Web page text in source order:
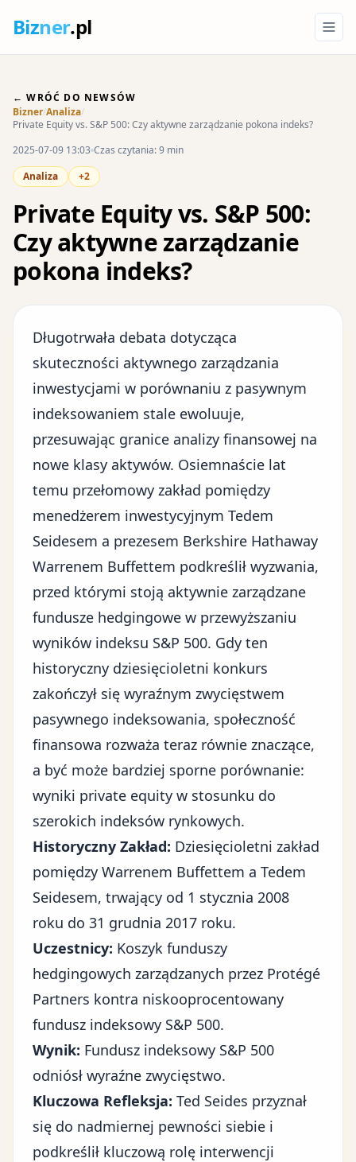
Bizner.pl
← WRÓĆ DO NEWSÓW
Bizner/Analiza/
Private Equity vs. S&P 500: Czy aktywne zarządzanie pokona indeks?
2025-07-09 13:03 Czas czytania: 9 min
Analiza
+2
Private Equity vs. S&P 500:
Czy aktywne zarządzanie
pokona indeks?
Długotrwała debata dotycząca
skuteczności aktywnego zarządzania
inwestycjami w porównaniu z pasywnym
indeksowaniem stale ewoluuje,
przesuwając granice analizy finansowej na
nowe klasy aktywów. Osiemnaście lat
temu przełomowy zakład pomiędzy
menedżerem inwestycyjnym Tedem
Seidesem a prezesem Berkshire Hathaway
Warrenem Buffettem podkreślił wyzwania,
przed którymi stoją aktywnie zarządzane
fundusze hedgingowe w przewyższaniu
wyników indeksu S&P 500. Gdy ten
historyczny dziesięcioletni konkurs
zakończył się wyraźnym zwycięstwem
pasywnego indeksowania, społeczność
finansowa rozważa teraz równie znaczące,
a być może bardziej sporne porównanie:
wyniki private equity w stosunku do
szerokich indeksów rynkowych.
Historyczny Zakład: Dziesięcioletni zakład
pomiędzy Warrenem Buffettem a Tedem
Seidesem, trwający od 1 stycznia 2008
roku do 31 grudnia 2017 roku.
Uczestnicy: Koszyk funduszy
hedgingowych zarządzanych przez Protégé
Partners kontra niskooprocentowany
fundusz indeksowy S&P 500.
Wynik: Fundusz indeksowy S&P 500
odniósł wyraźne zwycięstwo.
Kluczowa Refleksja: Ted Seides przyznał
się do nadmiernej pewności siebie i
podkreślił kluczową rolę interwencji